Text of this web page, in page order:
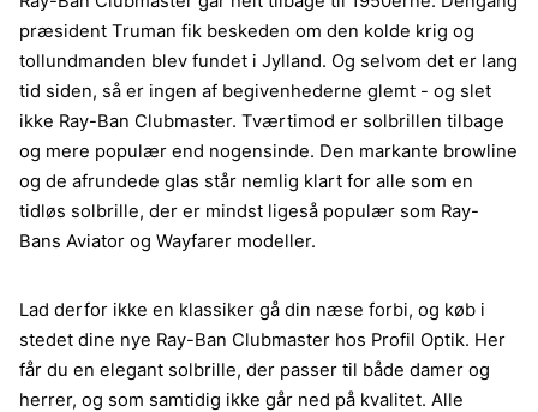
præsident Truman fik beskeden om den kolde krig og
tollundmanden blev fundet i Jylland. Og selvom det er lang
tid siden, så er ingen af begivenhederne glemt - og slet
ikke Ray-Ban Clubmaster. Tværtimod er solbrillen tilbage
og mere populær end nogensinde. Den markante browline
og de afrundede glas står nemlig klart for alle som en
tidløs solbrille, der er mindst ligeså populær som Ray-
Bans Aviator og Wayfarer modeller.
Lad derfor ikke en klassiker gå din næse forbi, og køb i
stedet dine nye Ray-Ban Clubmaster hos Profil Optik. Her
får du en elegant solbrille, der passer til både damer og
herrer, og som samtidig ikke går ned på kvalitet. Alle